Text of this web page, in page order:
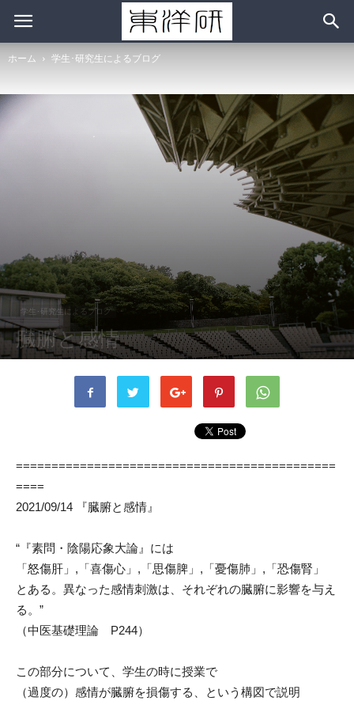
ホーム 学生･研究生によるブログ
学生･研究生によるブログ
臓腑と感情
書者 白石 武蔵 - 2021年9月17日 1272 0
=============================================
====
2021/09/14 『臓腑と感情』
“『素問・陰陽応象大論』には
「怒傷肝」,「喜傷心」,「思傷脾」,「憂傷肺」,「恐傷腎」
とある。異なった感情刺激は、それぞれの臓腑に影響を与え
る。”
（中医基礎理論 P244）
この部分について、学生の時に授業で
（過度の）感情が臓腑を損傷する、という構図で説明